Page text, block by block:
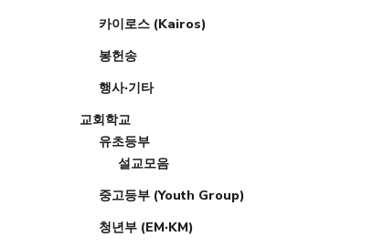
카이로스 (Kairos)
봉헌송
행사·기타
교회학교
유초등부
설교모음
중고등부 (Youth Group)
청년부 (EM·KM)